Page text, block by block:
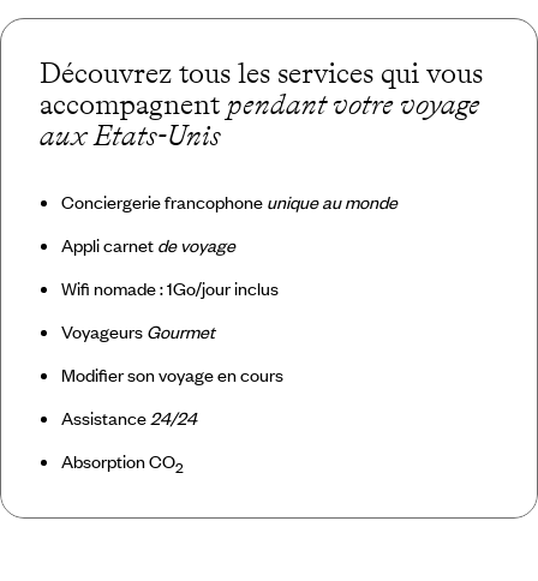
Découvrez tous les services qui vous
accompagnent pendant votre voyage
aux Etats-Unis
Conciergerie francophone unique au monde
Appli carnet de voyage
Wifi nomade : 1Go/jour inclus
Voyageurs Gourmet
Modifier son voyage en cours
Assistance24/24
Absorption CO2